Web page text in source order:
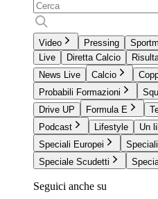
Video Pressing
Live
Diretta Calcio
News Live
Calcio
Probabili Formazioni
Drive UP
Formula E
Podcast
Lifestyle
Un
Speciali Europei
Speciale Scudetti
Seguici anche su